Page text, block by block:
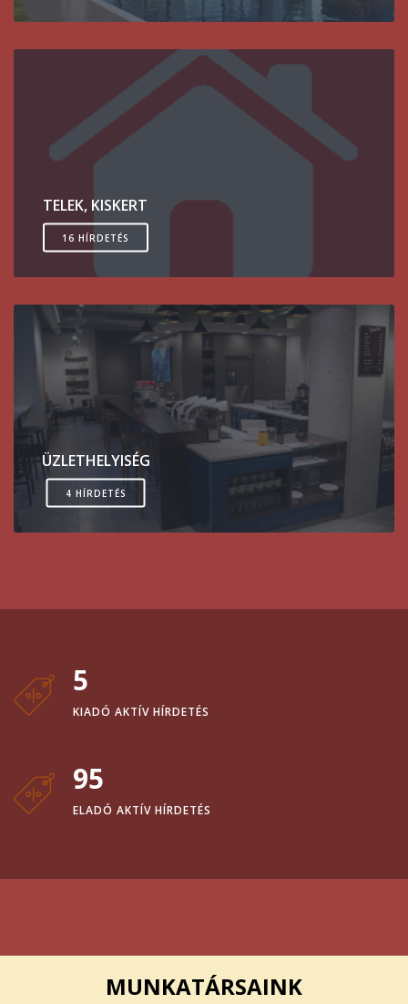
TELEK, KISKERT
16 HÍRDETÉS
ÜZLETHELYISÉG
4 HÍRDETÉS
5
KIADÓ AKTÍV HÍRDETÉS
95
ELADÓ AKTÍV HÍRDETÉS
MUNKATÁRSAINK